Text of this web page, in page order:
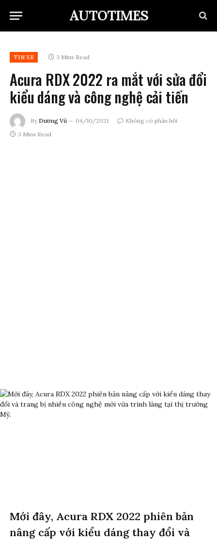
AUTOTIMES
TIN XE 3 Mins Read
Acura RDX 2022 ra mắt với sửa đổi
kiểu dáng và công nghệ cải tiến
By Dương Vũ 04/10/2021
Không có phản hồi
3 Mins Read
Mới đây, Acura RDX 2022 phiên bản
nâng cấp với kiểu dáng thay đổi và